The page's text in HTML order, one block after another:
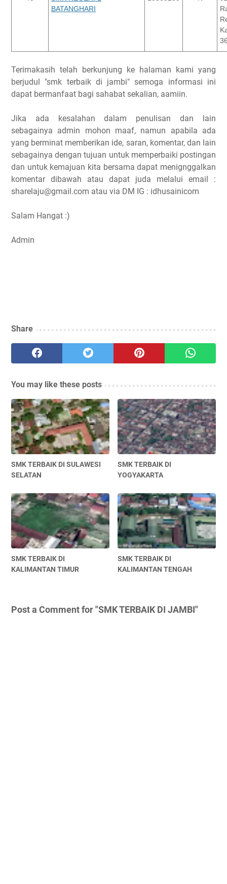
BATANGHARI
Terimakasih telah berkunjung ke halaman kami yang
berjudul "smk terbaik di jambi" semoga informasi ini
dapat bermanfaat bagi sahabat sekalian, aamiin.
Jika ada kesalahan dalam penulisan dan lain
sebagainya admin mohon maaf, namun apabila ada
yang berminat memberikan ide, saran, komentar, dan lain
sebagainya dengan tujuan untuk memperbaiki postingan
dan untuk kemajuan kita bersama dapat menignggalkan
komentar dibawah atau dapat juda melalui email :
sharelaju@gmail.com atau via DM IG : idhusainicom
Salam Hangat :)
Admin
Share
You may like these posts
SMK TERBAIK DI SULAWESI
SELATAN
SMK TERBAIK DI
YOGYAKARTA
SMK TERBAIK DI
KALIMANTAN TIMUR
SMK TERBAIK DI
KALIMANTAN TENGAH
Post a Comment for "SMK TERBAIK DI JAMBI"